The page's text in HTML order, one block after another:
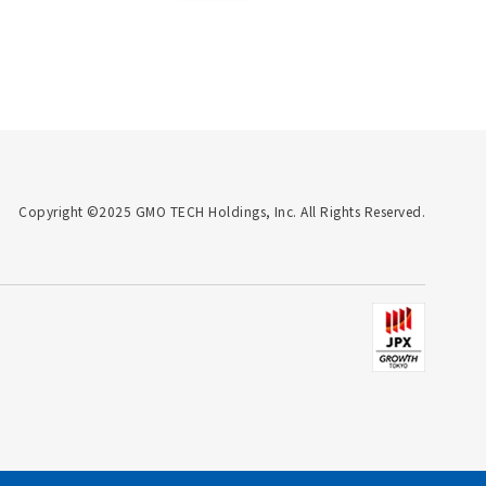
Copyright ©2025 GMO TECH Holdings, Inc. All Rights Reserved.